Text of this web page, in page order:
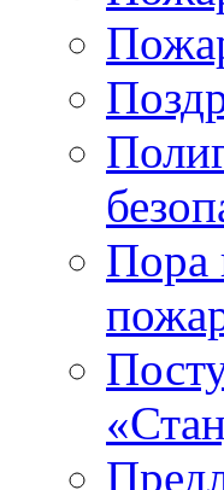
Пора